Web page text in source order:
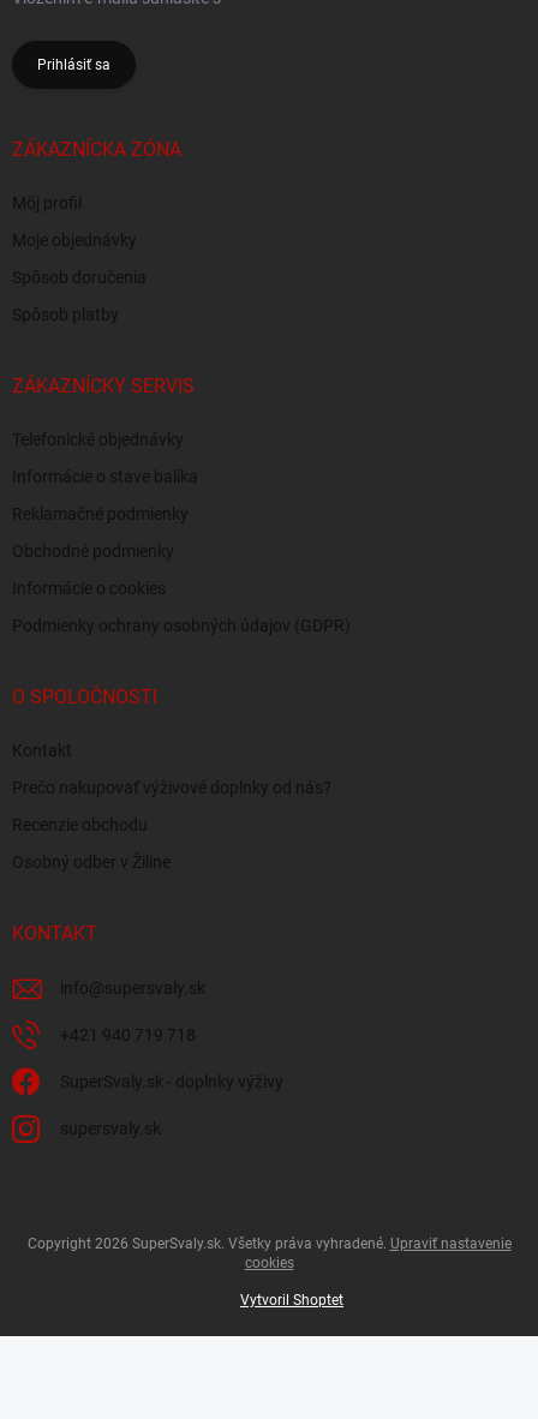
Prihlásiť sa
ZÁKAZNÍCKA ZÓNA
Môj profil
Moje objednávky
Spôsob doručenia
Spôsob platby
ZÁKAZNÍCKY SERVIS
Telefonické objednávky
Informácie o stave balíka
Reklamačné podmienky
Obchodné podmienky
Informácie o cookies
Podmienky ochrany osobných údajov (GDPR)
O SPOLOČNOSTI
Kontakt
Prečo nakupovať výživové doplnky od nás?
Recenzie obchodu
Osobný odber v Žiline
KONTAKT
info@ supersvaly.sk
+421 940 719 718
SuperSvaly.sk - doplnky výživy
supersvaly.sk
Vytvoril Shoptet
Copyright 2026 SuperSvaly.sk. Všetky práva vyhradené. Upraviť nastavenie
cookies